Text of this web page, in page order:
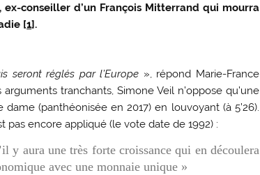
conseiller d’un François Mitterrand qui mourra
[1].
seront réglés par l’Europe », répond Marie-France
tranchants, Simone Veil n’oppose qu’une
(panthéonisée en 2017) en louvoyant (à 5’26).
pas encore appliqué (le vote date de 1992) :
y aura une très forte croissance qui en découlera
avec une monnaie unique »